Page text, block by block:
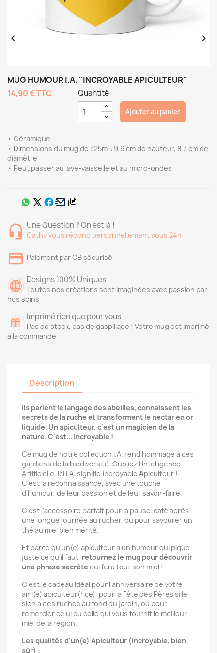
 
MUG HUMOUR I.A. "INCROYABLE APICULTEUR"
14,90 €TTC
• Céramique
• Dimensions du mug de 325ml : 9,6 cm de hauteur, 8,3 cm de
diamètre
• Peut passer au lave-vaisselle et au micro-ondes
Quantité
Ajouter au panier
Une Question ? On est là !
Cathy vous répond personnellement sous 24h
Paiement par CB sécurisé
Designs 100% Uniques
Toutes nos créations sont imaginées avec passion par
nos soins
Imprimé rien que pour vous
Pas de stock, pas de gaspillage ! Votre mug est imprimé
à la commande
Description
Ils parlent le langage des abeilles, connaissent les
secrets de la ruche et transforment le nectar en or
liquide. Un apiculteur, c'est un magicien de la
nature. C'est... Incroyable !
Ce mug de notre collection I.A. rend hommage à ces
gardiens de la biodiversité. Oubliez l'Intelligence
Artificielle, ici I.A. signifie Incroyable Apiculteur !
C'est la reconnaissance, avec une touche
d'humour, de leur passion et de leur savoir-faire.
C'est l'accessoire parfait pour la pause-café après
une longue journée au rucher, ou pour savourer un
thé au miel bien mérité.
Et parce qu'un(e) apiculteur a un humour qui pique
juste ce qu'il faut, retournez le mug pour découvrir
une phrase secrète qui fera tout son miel !
C'est le cadeau idéal pour l'anniversaire de votre
ami(e) apiculteur(rice), pour la Fête des Pères si le
sien a des ruches au fond du jardin, ou pour
remercier celui ou celle qui vous fournit le meilleur
miel de la région.
Les qualités d'un(e) Apiculteur (Incroyable, bien
sûr) :